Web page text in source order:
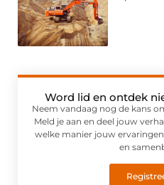
Word lid en ontdek
Neem vandaag nog de kans
Meld je aan en deel jouw
welke manier jouw
en